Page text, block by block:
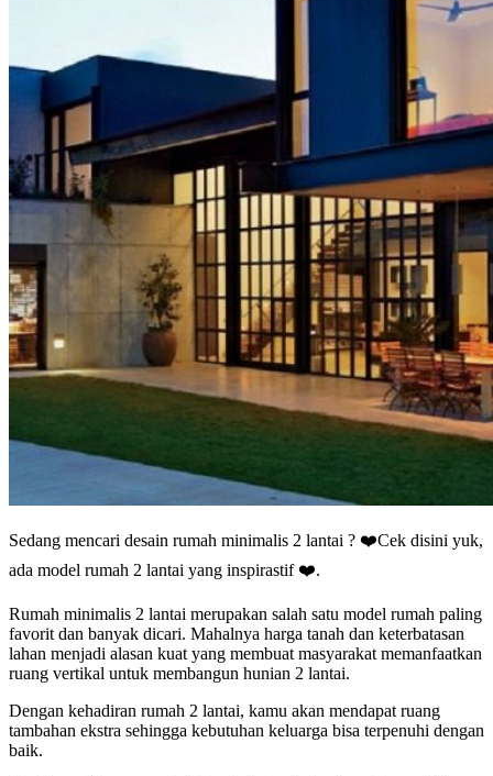
Sedang mencari desain rumah minimalis 2 lantai ? ❤️Cek disini yuk,
ada model rumah 2 lantai yang inspirastif ❤️.
Rumah minimalis 2 lantai merupakan salah satu model rumah paling
favorit dan banyak dicari. Mahalnya harga tanah dan keterbatasan
lahan menjadi alasan kuat yang membuat masyarakat memanfaatkan
ruang vertikal untuk membangun hunian 2 lantai.
Dengan kehadiran rumah 2 lantai, kamu akan mendapat ruang
tambahan ekstra sehingga kebutuhan keluarga bisa terpenuhi dengan
baik.